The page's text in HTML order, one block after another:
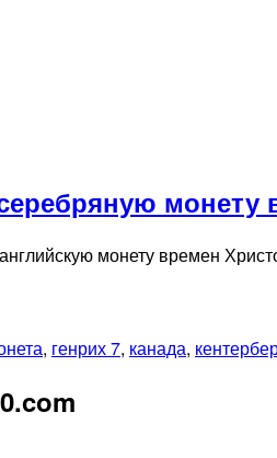
монету
монету времен
, генрих 7, канада,